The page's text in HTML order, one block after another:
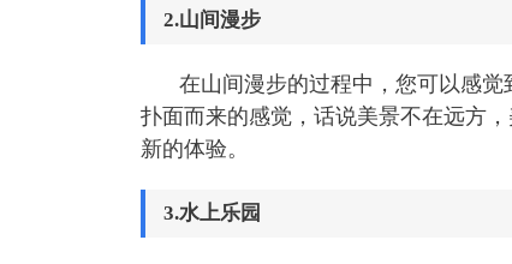
2.山间漫步
在山间漫步的过程中，您可以感
扑面而来的感觉，话说美景不在远方
新的体验。
3.水上乐园